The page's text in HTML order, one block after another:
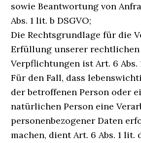
sowie Beantwortung von
Abs. 1 lit. b DSGVO;
Die Rechtsgrundlage für die
Erfüllung unserer rechtlichen
Verpflichtungen ist Art. 6 Abs.
Für den Fall, dass
der betroffenen Person oder
natürlichen Person eine
personenbezogener Daten
machen, dient Art. 6 Abs. 1 lit.